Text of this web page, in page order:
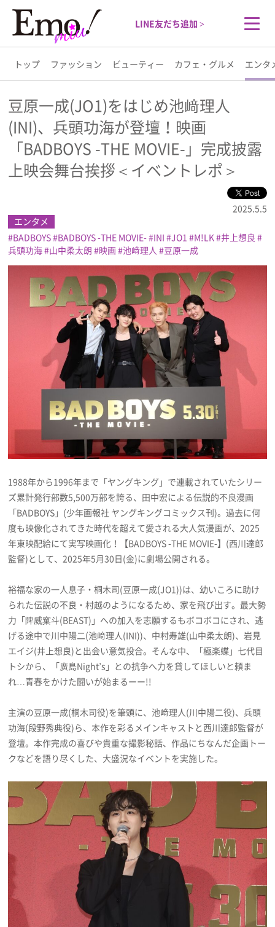
LINE友だち追加 >
トップ ファッション ビューティー カフェ・グルメ エンタ
トップ
ファッション
ビューティー
エンタメ
ライフスタイル
プレゼント
インタビュー
フィルム
Emoメン
ランキング
Emo!miuとは？
免責事項
プライバシーポリシー
利用規約
お問い合わせ
豆原一成(JO1)をはじめ池﨑理人
(INI)、兵頭功海が登壇！映画
「BADBOYS -THE MOVIE-」完成披露
上映会舞台挨拶＜イベントレポ＞
2025.5.5
エンタメ
BADBOYS BADBOYS -THE MOVIE- INI JO1 M!LK 井上想良
兵頭功海 山中柔太朗 映画 池﨑理人 豆原一成
1988年から1996年まで「ヤングキング」で連載されていたシリー
ズ累計発行部数5,500万部を誇る、田中宏による伝説的不良漫画
「BADBOYS」(少年画報社 ヤングキングコミックス刊)。過去に何
度も映像化されてきた時代を超えて愛される大人気漫画が、2025
年東映配給にて実写映画化！【BADBOYS -THE MOVIE-】(西川達郎
監督)として、2025年5月30日(金)に劇場公開される。
裕福な家の一人息子・桐木司(豆原一成(JO1))は、幼いころに助け
られた伝説の不良・村越のようになるため、家を飛び出す。最大勢
力「陴威窠⽃(BEAST)」への加入を志願するもボコボコにされ、逃
げる途中で川中陽二(池﨑理人(INI))、中村寿雄(山中柔太朗)、岩見
エイジ(井上想良)と出会い意気投合。そんな中、「極楽蝶」七代目
トシから、「廣島Night’s」との抗争へ力を貸してほしいと頼ま
れ…青春をかけた闘いが始まるーー!!
主演の豆原一成(桐木司役)を筆頭に、池﨑理人(川中陽二役)、兵頭
功海(段野秀典役)ら、本作を彩るメインキャストと西川達郎監督が
登壇。本作完成の喜びや貴重な撮影秘話、作品にちなんだ企画トー
クなどを語り尽くした、大盛況なイベントを実施した。